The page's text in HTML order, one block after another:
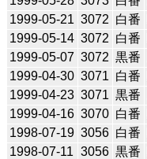
1999-05-21 3072 白番
1999-05-14 3072 白番
1999-05-07 3072 黒番
1999-04-30 3071 白番
1999-04-23 3071 黒番
1999-04-16 3070 白番
1998-07-19 3056 白番
1998-07-11 3056 黒番